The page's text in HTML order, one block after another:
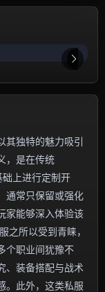
独特的魅力吸引
，是在传统
上进行定制开
通常只保留或强化
家能够深入体验该
之所以受到青睐，
个职业间犹豫不
、装备搭配与战术
。此外，这类私服